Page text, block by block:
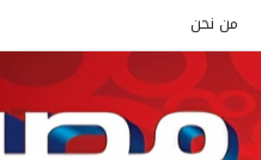
من نحن